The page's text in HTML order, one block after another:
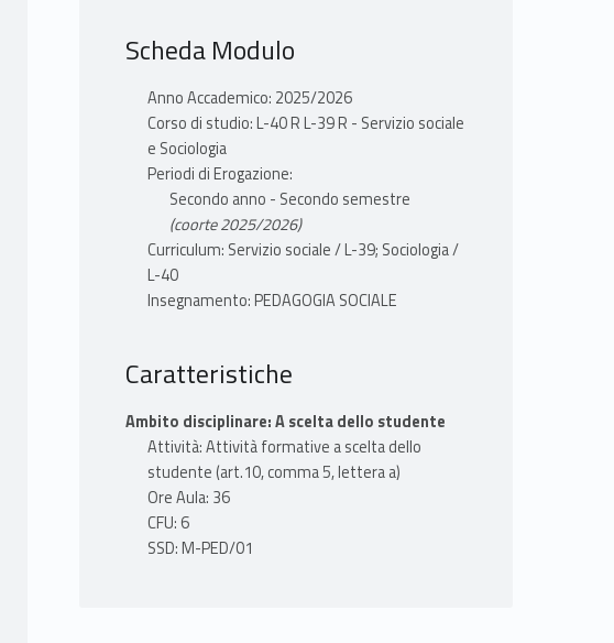
Scheda Modulo
Anno Accademico: 2025/2026
Corso di studio: L-40 R L-39 R - Servizio sociale
e Sociologia
Periodi di Erogazione:
Secondo anno - Secondo semestre
(coorte 2025/2026)
Curriculum: Servizio sociale / L-39; Sociologia /
L-40
Insegnamento: PEDAGOGIA SOCIALE
Caratteristiche
Ambito disciplinare: A scelta dello studente
Attività: Attività formative a scelta dello
studente (art.10, comma 5, lettera a)
Ore Aula: 36
CFU: 6
SSD: M-PED/01